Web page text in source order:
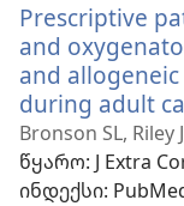
Prescriptive
and
and
during adult
Bronson SL, Riley
წყარო‎: J Extra
ინდექსი‎: